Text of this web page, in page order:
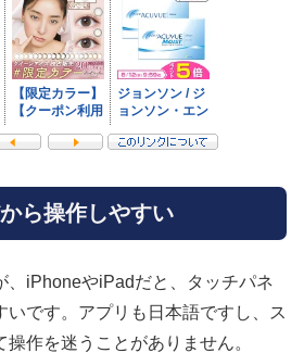
ら操作しやすい
、iPhoneやiPadだと、タッチパネ
いです。アプリも日本語ですし、ス
作を迷うことがありません。